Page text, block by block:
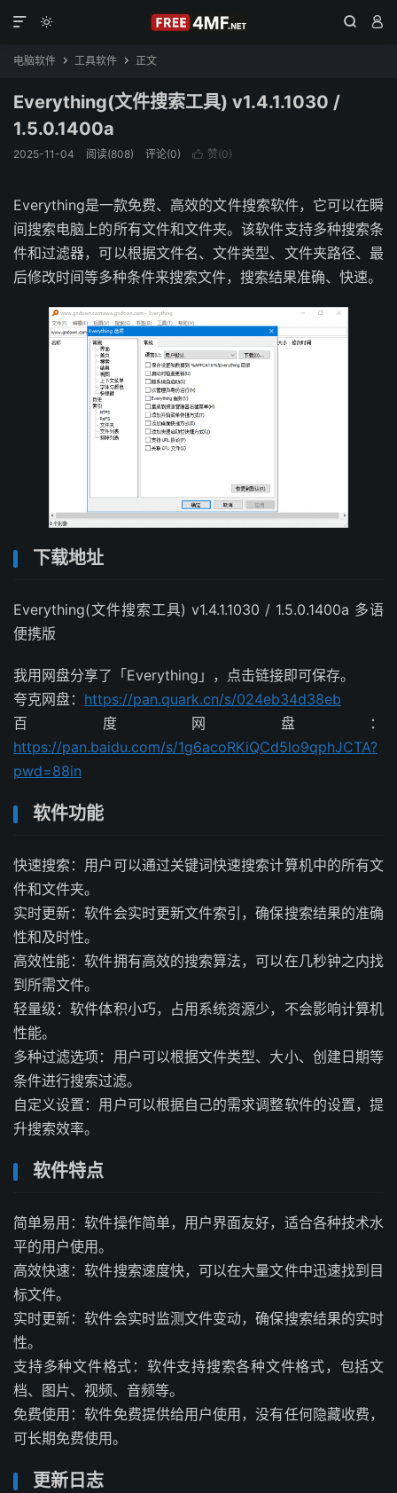
  

电脑软件  工具软件  正文
Everything(文件搜索工具) v1.4.1.1030 /
1.5.0.1400a
2025-11-04 阅读(808) 评论(0)  赞(0)
Everything是一款免费、高效的文件搜索软件，它可以在瞬
间搜索电脑上的所有文件和文件夹。该软件支持多种搜索条
件和过滤器，可以根据文件名、文件类型、文件夹路径、最
后修改时间等多种条件来搜索文件，搜索结果准确、快速。
下载地址
Everything(文件搜索工具) v1.4.1.1030 / 1.5.0.1400a 多语
便携版
我用网盘分享了「Everything」，点击链接即可保存。
夸克网盘： https://pan.quark.cn/s/024eb34d38eb
百度网盘：
https://pan.baidu.com/s/1g6acoRKiQCd5lo9qphJCTA?
pwd=88in
软件功能
快速搜索：用户可以通过关键词快速搜索计算机中的所有文
件和文件夹。
实时更新：软件会实时更新文件索引，确保搜索结果的准确
性和及时性。
高效性能：软件拥有高效的搜索算法，可以在几秒钟之内找
到所需文件。
轻量级：软件体积小巧，占用系统资源少，不会影响计算机
性能。
多种过滤选项：用户可以根据文件类型、大小、创建日期等
条件进行搜索过滤。
自定义设置：用户可以根据自己的需求调整软件的设置，提
升搜索效率。
软件特点
简单易用：软件操作简单，用户界面友好，适合各种技术水
平的用户使用。
高效快速：软件搜索速度快，可以在大量文件中迅速找到目
标文件。
实时更新：软件会实时监测文件变动，确保搜索结果的实时
性。
支持多种文件格式：软件支持搜索各种文件格式，包括文
档、图片、视频、音频等。
免费使用：软件免费提供给用户使用，没有任何隐藏收费，
可长期免费使用。
更新日志